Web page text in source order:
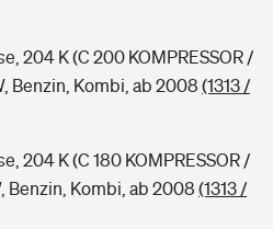
204 K (C 200 KOMPRESSOR /
Benzin, Kombi, ab 2008 (1313 /
204 K (C 180 KOMPRESSOR /
Benzin, Kombi, ab 2008 (1313 /